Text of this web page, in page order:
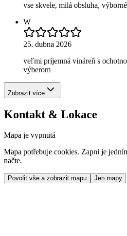
vse skvele, milá obsluha,
W
25. dubna 2026
veľmi príjemná vináreň s
výberom
Zobrazit více
Kontakt & Lokace
Mapa je vypnutá
Mapa potřebuje cookies. Zapni je
načte.
Povolit vše a zobrazit mapu Jen mapy